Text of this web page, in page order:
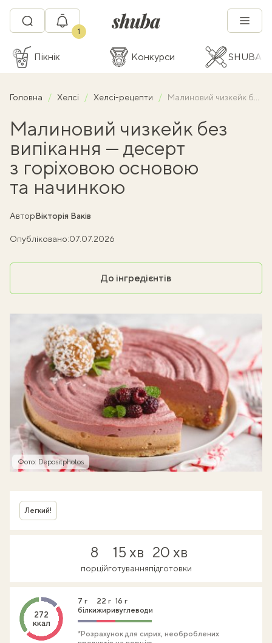
1
Пікнік Конкурси SHUBA
Головна Хелсі Хелсі-рецепти Малиновий чизкейк без випікання — десерт з горіховою основою та начинкою
Малиновий чизкейк без
випікання — десерт
з горіховою основою
та начинкою
АвторВікторія Ваків
Опубліковано:07.07.2026
До інгредієнтів
Фото: Depositphotos
Легкий!
8
порцій
15 хв
готування
20 хв
підготовки
272
ккал
7 г
білки
22 г
жири
16 г
вуглеводи
*Розрахунок для сирих, необроблених